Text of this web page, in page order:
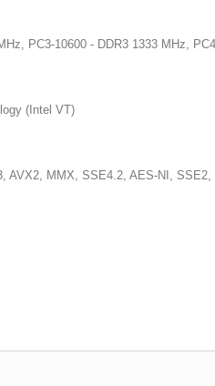
PC3-10600 - DDR3 1333 MHz,
(Intel VT)
AVX2, MMX, SSE4.2, AES-NI, SSE2,